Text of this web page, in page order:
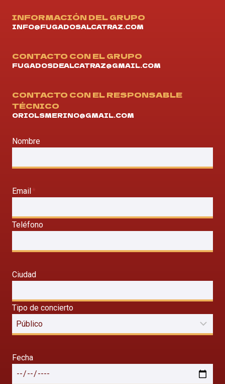
INFORMACIÓN DEL GRUPO
INFO@FUGADOSALCATRAZ.COM
CONTACTO CON EL GRUPO
FUGADOSDEALCATRAZ@GMAIL.COM
CONTACTO CON EL RESPONSABLE
TÉCNICO
ORIOLSMERINO@GMAIL.COM
Nombre
Email *
Teléfono
Ciudad
Tipo de concierto
Fecha